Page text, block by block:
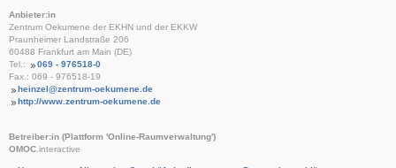
Anbieter:in
Zentrum Oekumene der EKHN und der EKKW
Praunheimer Landstraße 206
60488 Frankfurt am Main (DE)
Tel.:
069 - 976518-0
Fax.: 069 - 976518-19
heinzel@zentrum-oekumene.de
http://www.zentrum-oekumene.de
Betreiber:in (Plattform 'Online-Raumverwaltung')
OMOC.interactive